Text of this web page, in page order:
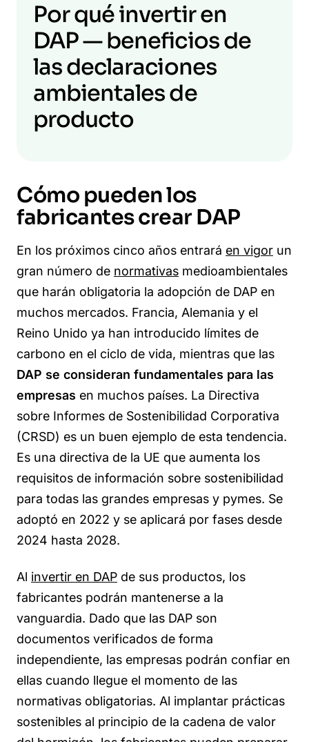
Por qué invertir en
DAP — beneficios de
las declaraciones
ambientales de
producto
Cómo pueden los
fabricantes crear DAP
En los próximos cinco años entrará en vigor un
gran número de normativas medioambientales
que harán obligatoria la adopción de DAP en
muchos mercados. Francia, Alemania y el
Reino Unido ya han introducido límites de
carbono en el ciclo de vida, mientras que las
DAP se consideran fundamentales para las
empresas en muchos países. La Directiva
sobre Informes de Sostenibilidad Corporativa
(CRSD) es un buen ejemplo de esta tendencia.
Es una directiva de la UE que aumenta los
requisitos de información sobre sostenibilidad
para todas las grandes empresas y pymes. Se
adoptó en 2022 y se aplicará por fases desde
2024 hasta 2028.
Al invertir en DAP de sus productos, los
fabricantes podrán mantenerse a la
vanguardia. Dado que las DAP son
documentos verificados de forma
independiente, las empresas podrán confiar en
ellas cuando llegue el momento de las
normativas obligatorias. Al implantar prácticas
sostenibles al principio de la cadena de valor